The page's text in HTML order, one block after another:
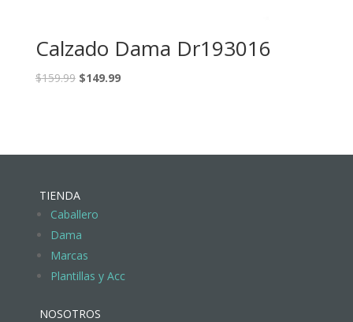
Calzado Dama Dr193016
$159.99 $149.99
TIENDA
Caballero
Dama
Marcas
Plantillas y Acc
NOSOTROS